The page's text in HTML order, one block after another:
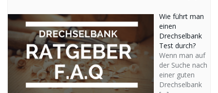
Wie führt man
einen
Drechselbank
Test durch?
Wenn man auf
der Suche nach
einer guten
Drechselbank